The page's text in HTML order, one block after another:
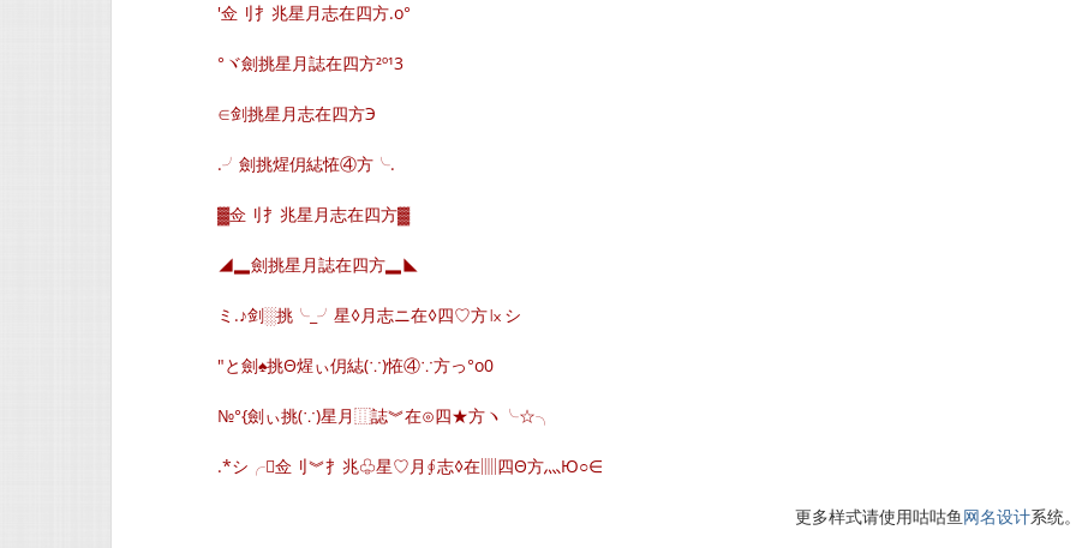
′佥刂扌兆星月志在四方.o°
°ヾ劍挑星月誌在四方²º¹3
∈剑挑星月志在四方Э
.╯劍挑煋仴綕恠④方╰.
▓佥刂扌兆星月志在四方▓
◢▂劍挑星月誌在四方▂◣
ミ.♪剑░挑╰_╯星◊月志ニ在◊四♡方㏓シ
″と劍♠挑Θ煋ぃ仴綕(∵)恠④∵方っ°o0
№°{劍ぃ挑(∵)星月⿲誌︾在⊙四★方ヽ╰☆╮
.*シ╭佥刂︾扌兆♧星♡月∮志◊在▥四Θ方灬Ю○∈
更多样式请使用咕咕鱼网名设计系统。